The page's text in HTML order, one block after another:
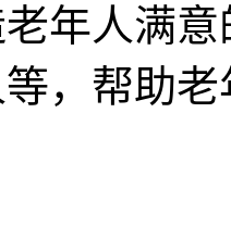
年人满
，帮助